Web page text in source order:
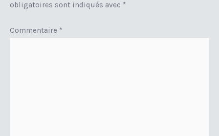
obligatoires sont indiqués avec *
Commentaire *